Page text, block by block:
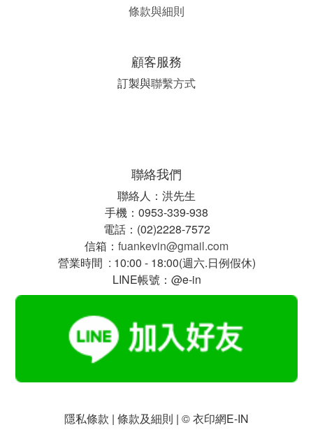
條款與細則
顧客服務
訂製與聯繫方式
聯絡我們
聯絡人：洪先生
手機：0953-339-938
電話：(02)2228-7572
信箱： fuankevin@gmail.com
營業時間 : 10:00 - 18:00(週六.日例假休)
LINE帳號：@e-in
隱私條款 | 條款及細則 | © 衣印網E-IN